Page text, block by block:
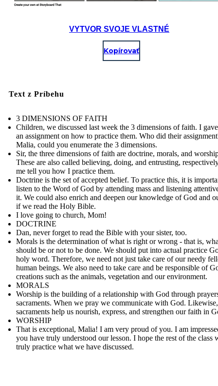
VYTVOR SVOJE VLASTNÉ
Kopírovať
Text z Príbehu
3 DIMENSIONS OF FAITH
Children, we discussed last week the 3 dimensions of faith. I
an assignment on how to practice them. Who did their
Malia, could you enumerate the 3 dimensions.
Sir, the three dimensions of faith are doctrine, morals, and
These are also called believing, doing, and entrusting,
me tell you how I practice them.
Doctrine is the set of accepted belief. To practice this, it is
listen to the Word of God by attending mass and listening
it. We could also enrich and deepen our knowledge of God and
if we read the Holy Bible.
I love going to church, Mom!
DOCTRINE
Dan, never forget to read the Bible with your sister, too.
Morals is the determination of what is right or wrong - that is,
should be or not to be done. We should put into actual practice
holy word. Therefore, we need not just take care of our needy
human beings. We also need to take care and be responsible of
creations such as the animals, vegetation and our environment.
MORALS
Worship is the building of a relationship with God through
sacraments. When we pray we communicate with God.
sacraments help us nourish, express, and strengthen our faith in
WORSHIP
That is exceptional, Malia! I am very proud of you. I am
you have truly understood our lesson. I hope the rest of the class
truly practice what we have discussed.